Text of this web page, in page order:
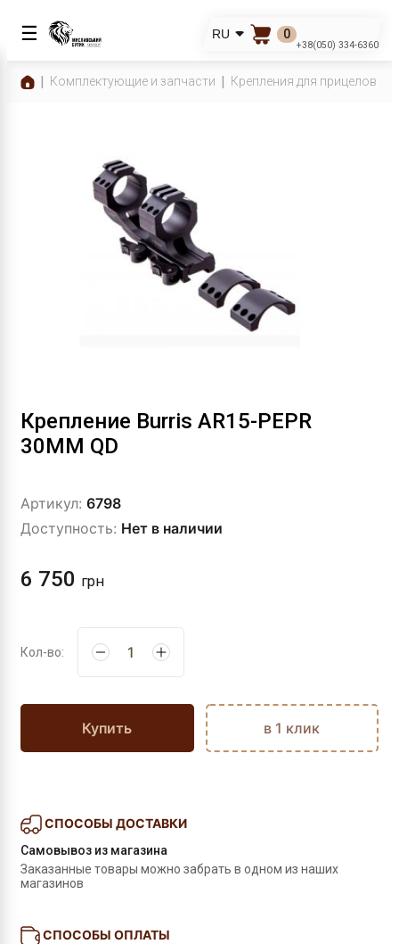
☰ RU 0
+38(050) 334-6360
Комплектующие и запчасти Крепления для прицелов
Крепление Burris AR15-PEPR
30ММ QD
Артикул: 6798
Доступность: Нет в наличии
6 750 грн
Кол-во:
Купить в 1 клик
СПОСОБЫ ДОСТАВКИ
Самовывоз из магазина
Заказанные товары можно забрать в одном из наших
магазинов
СПОСОБЫ ОПЛАТЫ